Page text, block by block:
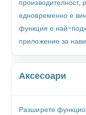
производителност,
едновременно е
функция е най-
приложение за
Аксесоари
Разширете